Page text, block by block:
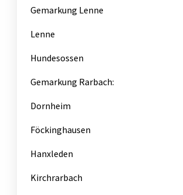
Gemarkung Lenne
Lenne
Hundesossen
Gemarkung Rarbach:
Dornheim
Föckinghausen
Hanxleden
Kirchrarbach